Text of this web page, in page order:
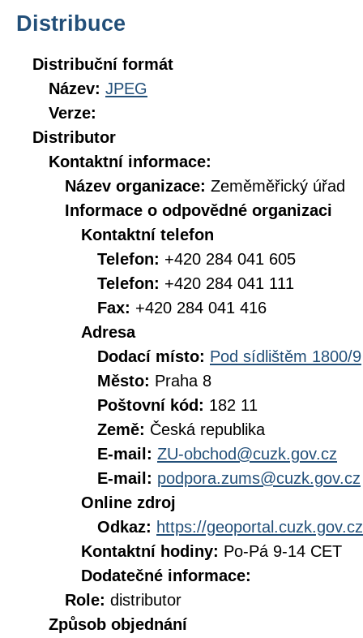
Distribuce
Distribuční formát
Název: JPEG
Verze:
Distributor
Kontaktní informace:
Název organizace: Zeměměřický úřad
Informace o odpovědné organizaci
Kontaktní telefon
Telefon: +420 284 041 605
Telefon: +420 284 041 111
Fax: +420 284 041 416
Adresa
Dodací místo: Pod sídlištěm 1800/9
Město: Praha 8
Poštovní kód: 182 11
Země: Česká republika
E-mail: ZU-obchod@cuzk.gov.cz
E-mail: podpora.zums@cuzk.gov.cz
Online zdroj
Odkaz: https://geoportal.cuzk.gov.cz
Kontaktní hodiny: Po-Pá 9-14 CET
Dodatečné informace:
Role: distributor
Způsob objednání